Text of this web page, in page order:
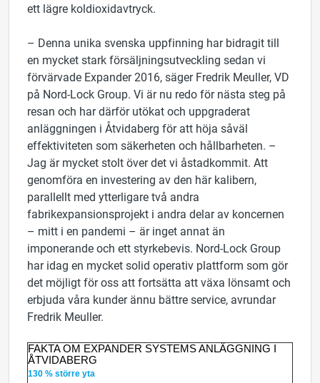
ett lägre koldioxidavtryck.
– Denna unika svenska uppfinning har bidragit till
en mycket stark försäljningsutveckling sedan vi
förvärvade Expander 2016, säger Fredrik Meuller, VD
på Nord-Lock Group. Vi är nu redo för nästa steg på
resan och har därför utökat och uppgraderat
anläggningen i Åtvidaberg för att höja såväl
effektiviteten som säkerheten och hållbarheten. –
Jag är mycket stolt över det vi åstadkommit. Att
genomföra en investering av den här kalibern,
parallellt med ytterligare två andra
fabrikexpansionsprojekt i andra delar av koncernen
– mitt i en pandemi – är inget annat än
imponerande och ett styrkebevis. Nord-Lock Group
har idag en mycket solid operativ plattform som gör
det möjligt för oss att fortsätta att växa lönsamt och
erbjuda våra kunder ännu bättre service, avrundar
Fredrik Meuller.
FAKTA OM EXPANDER SYSTEMS ANLÄGGNING I
ÅTVIDABERG
130 % större yta